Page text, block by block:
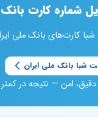
شماره کارت
ملی ایران با کد بانکی 017 را به‌صورت آنی از پیشخوانک دریافت کنید.
شبا بانک ملی ایران
امن — نتیجه در کمتر از ۳۰